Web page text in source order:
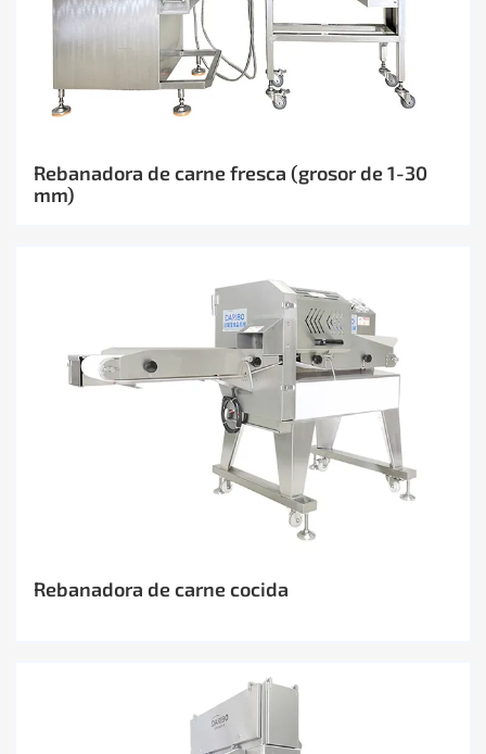
Rebanadora de carne fresca (grosor de 1-30
mm)
Rebanadora de carne cocida